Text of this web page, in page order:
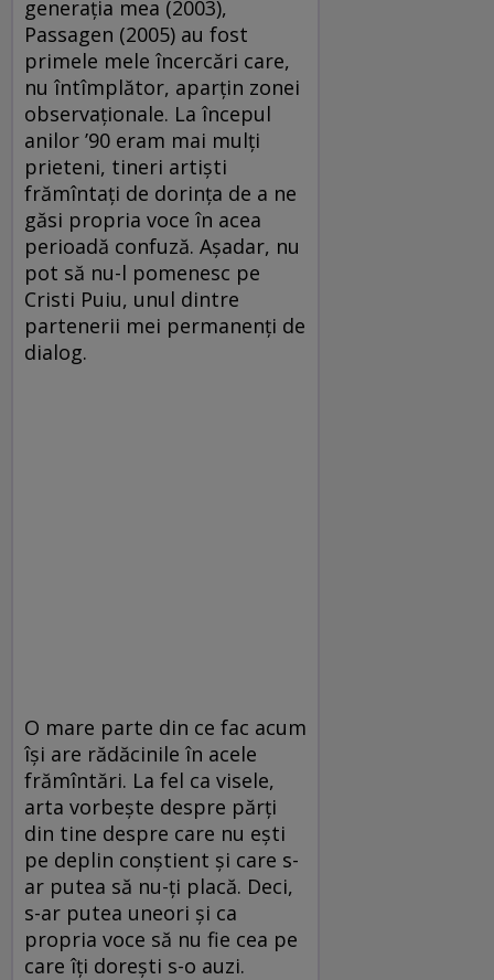
generaţia mea (2003),
Passagen (2005) au fost
primele mele încercări care,
nu întîmplător, aparţin zonei
observaţionale. La începul
anilor ’90 eram mai mulţi
prieteni, tineri artişti
frămîntaţi de dorinţa de a ne
găsi propria voce în acea
perioadă confuză. Aşadar, nu
pot să nu-l pomenesc pe
Cristi Puiu, unul dintre
partenerii mei permanenţi de
dialog.
O mare parte din ce fac acum
îşi are rădăcinile în acele
frămîntări. La fel ca visele,
arta vorbeşte despre părţi
din tine despre care nu eşti
pe deplin conştient şi care s-
ar putea să nu-ţi placă. Deci,
s-ar putea uneori şi ca
propria voce să nu fie cea pe
care îţi doreşti s-o auzi.